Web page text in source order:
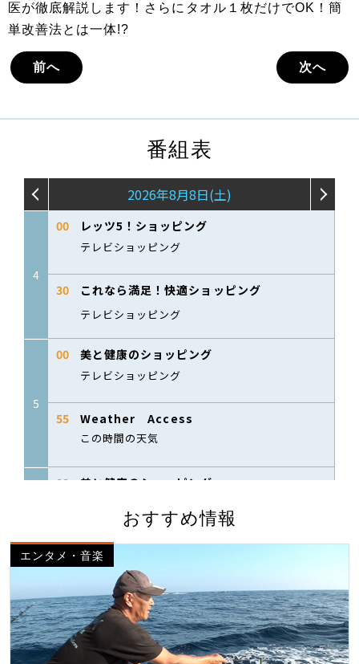
医が徹底解説します！さらにタオル１枚だけでOK！簡
単改善法とは一体!?
前へ 次へ
番組表
おすすめ情報
エンタメ・音楽